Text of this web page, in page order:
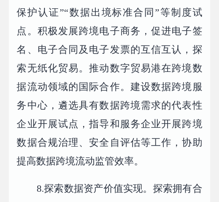
保护认证”“数据出境标准合同”等制度试
点。积极发展跨境电子商务，促进电子签
名、电子合同及电子发票的互信互认，探
索无纸化贸易。推动数字贸易港在跨境数
据流动领域的国际合作。建设数据跨境服
务中心，遴选具有数据跨境需求的代表性
企业开展试点，指导和服务企业开展跨境
数据合规治理、安全自评估等工作，协助
提高数据跨境流动监管效率。
8.探索数据资产价值实现。探索拥有合